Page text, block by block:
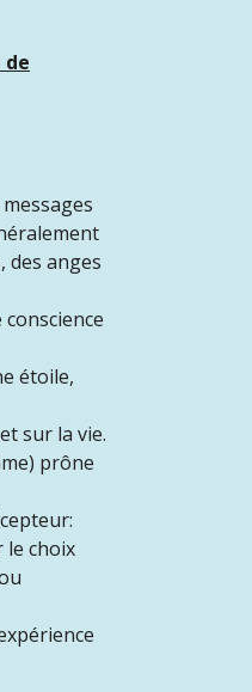
de
des anges
étoile,
sur la vie.
prône
le choix